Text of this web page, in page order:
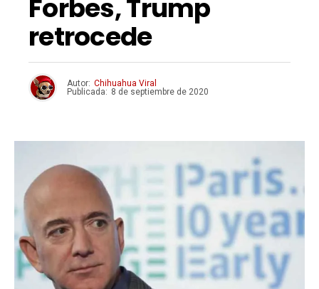
Forbes, Trump
retrocede
Autor: Chihuahua Viral
Publicada: 8 de septiembre de 2020